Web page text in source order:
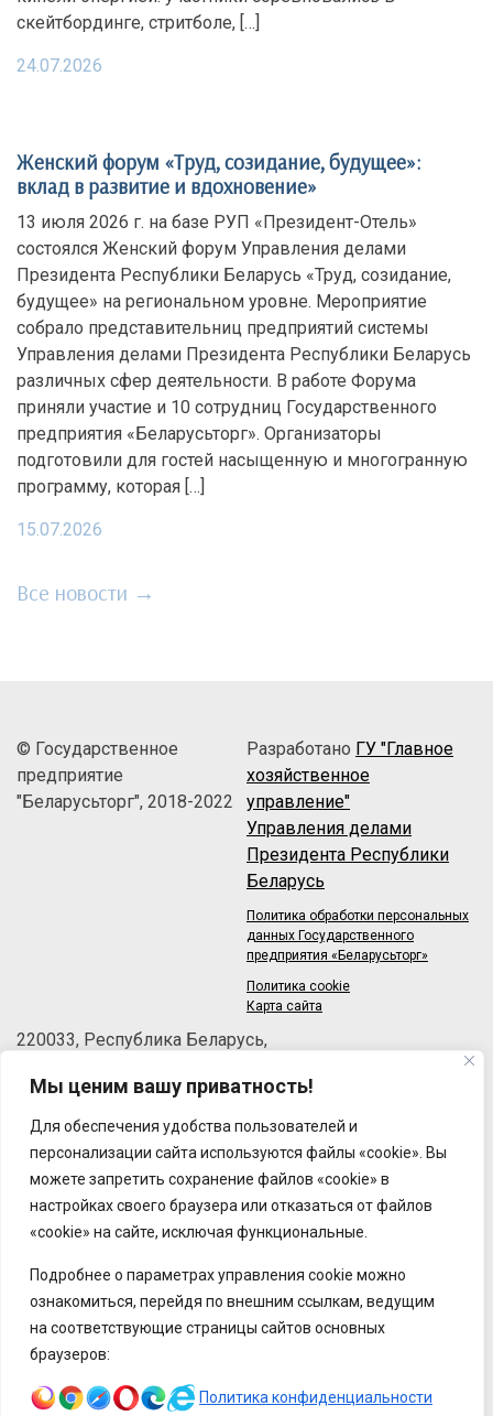
Мы ценим вашу приватность!
Для обеспечения удобства пользователей и
персонализации сайта используются файлы «cookie». Вы
можете запретить сохранение файлов «cookie» в
настройках своего браузера или отказаться от файлов
«cookie» на сайте, исключая функциональные.
Подробнее о параметрах управления cookie можно
ознакомиться, перейдя по внешним ссылкам, ведущим
на соответствующие страницы сайтов основных
браузеров:
Политика конфиденциальности
скейтбординге, стритболе, […]
24.07.2026
Женский форум «Труд, созидание, будущее»:
вклад в развитие и вдохновение»
13 июля 2026 г. на базе РУП «Президент-Отель»
состоялся Женский форум Управления делами
Президента Республики Беларусь «Труд, созидание,
будущее» на региональном уровне. Мероприятие
собрало представительниц предприятий системы
Управления делами Президента Республики Беларусь
различных сфер деятельности. В работе Форума
приняли участие и 10 сотрудниц Государственного
предприятия «Беларусьторг». Организаторы
подготовили для гостей насыщенную и многогранную
программу, которая […]
15.07.2026
Все новости →
© Государственное
предприятие
"Беларусьторг", 2018-2022
Разработано ГУ "Главное
хозяйственное
управление"
Управления делами
Президента Республики
Беларусь
Политика обработки персональных
данных Государственного
предприятия «Беларусьторг»
Политика cookie
Карта сайта
220033, Республика Беларусь,
Телефон: +375 (17) 215-63-33
Факс: +375 (17) 270-30-50
Email:brt@brt.by